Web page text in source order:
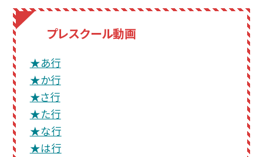
プレスクール動画
★あ行
★か行
★さ行
★た行
★な行
★は行